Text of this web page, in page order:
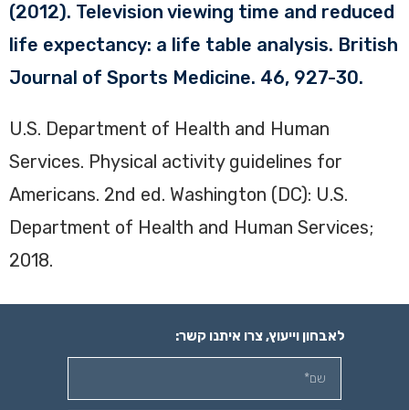
(2012). Television viewing time and reduced
life expectancy: a life table analysis. British
Journal of Sports Medicine. 46, 927-30.
U.S. Department of Health and Human
Services. Physical activity guidelines for
Americans. 2nd ed. Washington (DC): U.S.
Department of Health and Human Services;
2018.
לאבחון וייעוץ, צרו איתנו קשר: